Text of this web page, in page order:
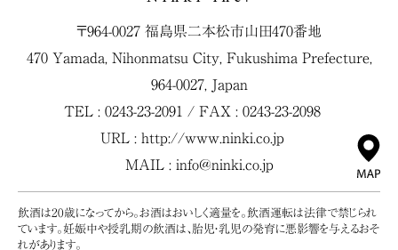
〒964-0027 福島県二本松市山田470番地
470 Yamada, Nihonmatsu City, Fukushima Prefecture,
964-0027, Japan
TEL : 0243-23-2091 / FAX : 0243-23-2098
URL : http://www.ninki.co.jp
MAIL : info@ninki.co.jp
飲酒は20歳になってから。お酒はおいしく適量を。飲酒運転は法律で禁じられ
ています。妊娠中や授乳期の飲酒は、胎児・乳児の発育に悪影響を与えるおそ
れがあります。